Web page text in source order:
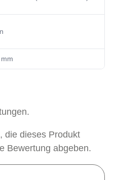
die dieses Produkt
Bewertung abgeben.